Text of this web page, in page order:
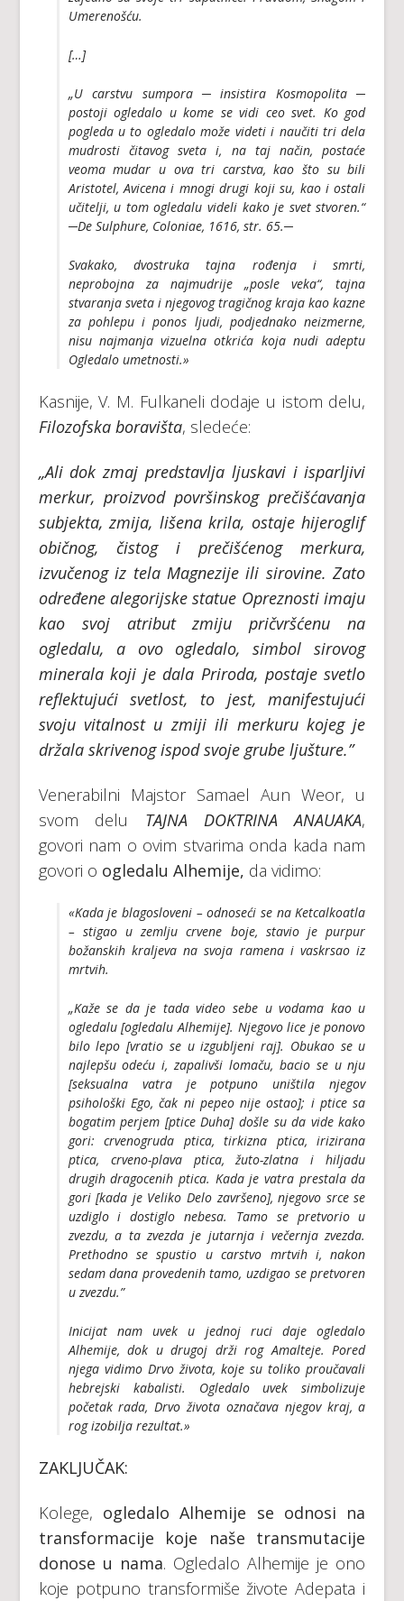
Umerenošću.
[…]
„U carstvu sumpora ─ insistira Kosmopolita ─
postoji ogledalo u kome se vidi ceo svet. Ko god
pogleda u to ogledalo može videti i naučiti tri dela
mudrosti čitavog sveta i, na taj način, postaće
veoma mudar u ova tri carstva, kao što su bili
Aristotel, Avicena i mnogi drugi koji su, kao i ostali
učitelji, u tom ogledalu videli kako je svet stvoren.“
─De Sulphure, Coloniae, 1616, str. 65.─
Svakako, dvostruka tajna rođenja i smrti,
neprobojna za najmudrije „posle veka“, tajna
stvaranja sveta i njegovog tragičnog kraja kao kazne
za pohlepu i ponos ljudi, podjednako neizmerne,
nisu najmanja vizuelna otkrića koja nudi adeptu
Ogledalo umetnosti.»
Kasnije, V. M. Fulkaneli dodaje u istom delu,
Filozofska boravišta, sledeće:
„Ali dok zmaj predstavlja ljuskavi i isparljivi
merkur, proizvod površinskog prečišćavanja
subjekta, zmija, lišena krila, ostaje hijeroglif
običnog, čistog i prečišćenog merkura,
izvučenog iz tela Magnezije ili sirovine. Zato
određene alegorijske statue Opreznosti imaju
kao svoj atribut zmiju pričvršćenu na
ogledalu, a ovo ogledalo, simbol sirovog
minerala koji je dala Priroda, postaje svetlo
reflektujući svetlost, to jest, manifestujući
svoju vitalnost u zmiji ili merkuru kojeg je
držala skrivenog ispod svoje grube ljušture.”
Venerabilni Majstor Samael Aun Weor, u
svom delu TAJNA DOKTRINA ANAUAKA,
govori nam o ovim stvarima onda kada nam
govori o ogledalu Alhemije, da vidimo:
«Kada je blagosloveni – odnoseći se na Ketcalkoatla
– stigao u zemlju crvene boje, stavio je purpur
božanskih kraljeva na svoja ramena i vaskrsao iz
mrtvih.
„Kaže se da je tada video sebe u vodama kao u
ogledalu[ogledalu Alhemije]. Njegovo lice je ponovo
bilo lepo [vratio se u izgubljeni raj]. Obukao se u
najlepšu odeću i, zapalivši lomaču, bacio se u nju
[seksualna vatra je potpuno uništila njegov
psihološki Ego, čak ni pepeo nije ostao]; i ptice sa
bogatim perjem [ptice Duha] došle su da vide kako
gori: crvenogruda ptica, tirkizna ptica, irizirana
ptica, crveno-plava ptica, žuto-zlatna i hiljadu
drugih dragocenih ptica. Kada je vatra prestala da
gori [kada je Veliko Delo završeno], njegovo srce se
uzdiglo i dostiglo nebesa. Tamo se pretvorio u
zvezdu, a ta zvezda je jutarnja i večernja zvezda.
Prethodno se spustio u carstvo mrtvih i, nakon
sedam dana provedenih tamo, uzdigao se pretvoren
u zvezdu.”
Inicijat nam uvek u jednoj ruci dajeogledalo
Alhemije, dok u drugoj drži rog Amalteje. Pored
njega vidimo Drvo života, koje su toliko proučavali
hebrejski kabalisti. Ogledalouvek simbolizuje
početak rada, Drvo života označava njegov kraj, a
rog izobilja rezultat.»
ZAKLJUČAK:
Kolege, ogledalo Alhemije se odnosi na
transformacije koje naše transmutacije
donose u nama. Ogledalo Alhemije je ono
koje potpuno transformiše živote Adepata i